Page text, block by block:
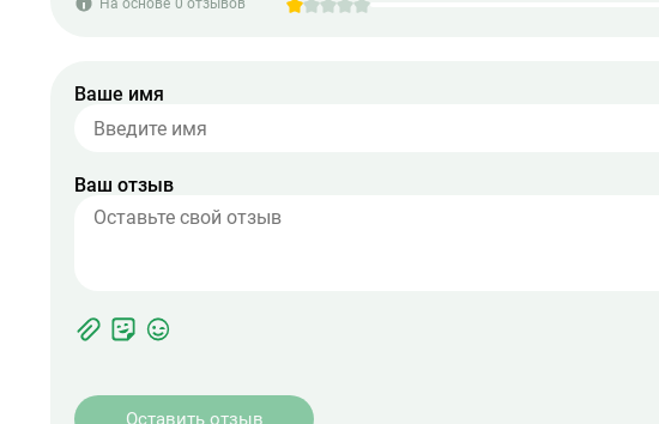
На основе 0 отзывов
Ваше имя
Ваш отзыв
Фотографии
ЖК
Прикрепить
фото
Оставить отзыв